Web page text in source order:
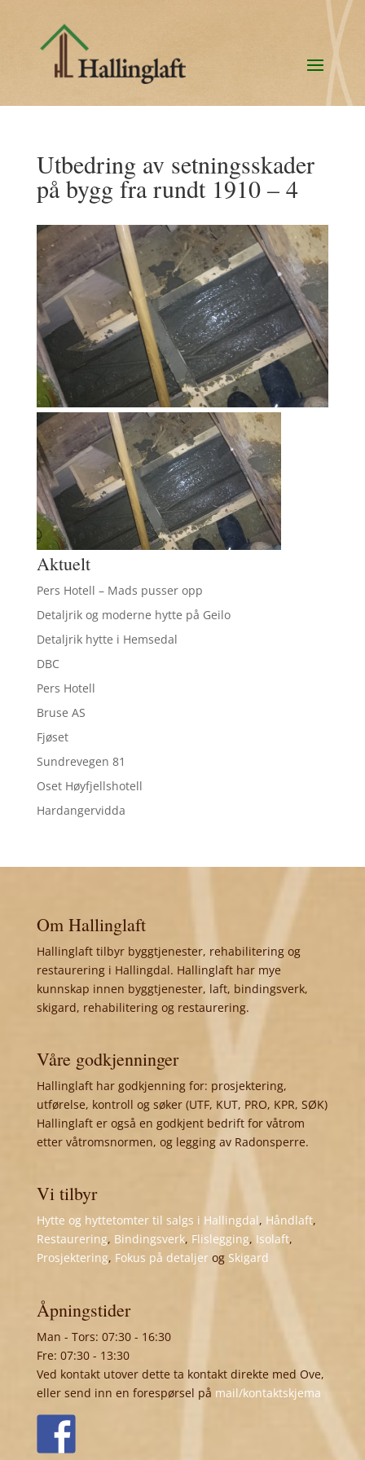
Utbedring av setningsskader
på bygg fra rundt 1910 – 4
Aktuelt
Pers Hotell – Mads pusser opp
Detaljrik og moderne hytte på Geilo
Detaljrik hytte i Hemsedal
DBC
Pers Hotell
Bruse AS
Fjøset
Sundrevegen 81
Oset Høyfjellshotell
Hardangervidda
Om Hallinglaft
Hallinglaft tilbyr byggtjenester, rehabilitering og
restaurering i Hallingdal. Hallinglaft har mye
kunnskap innen byggtjenester, laft, bindingsverk,
skigard, rehabilitering og restaurering.
Våre godkjenninger
Hallinglaft har godkjenning for: prosjektering,
utførelse, kontroll og søker (UTF, KUT, PRO, KPR, SØK)
Hallinglaft er også en godkjent bedrift for våtrom
etter våtromsnormen, og legging av Radonsperre.
Vi tilbyr
Hytte og hyttetomter til salgs i Hallingdal, Håndlaft,
Restaurering, Bindingsverk, Flislegging, Isolaft,
Prosjektering, Fokus på detaljerog Skigard
Åpningstider
Man - Tors: 07:30 - 16:30
Fre: 07:30 - 13:30
Ved kontakt utover dette ta kontakt direkte med Ove,
eller send inn en forespørsel på mail/kontaktskjema